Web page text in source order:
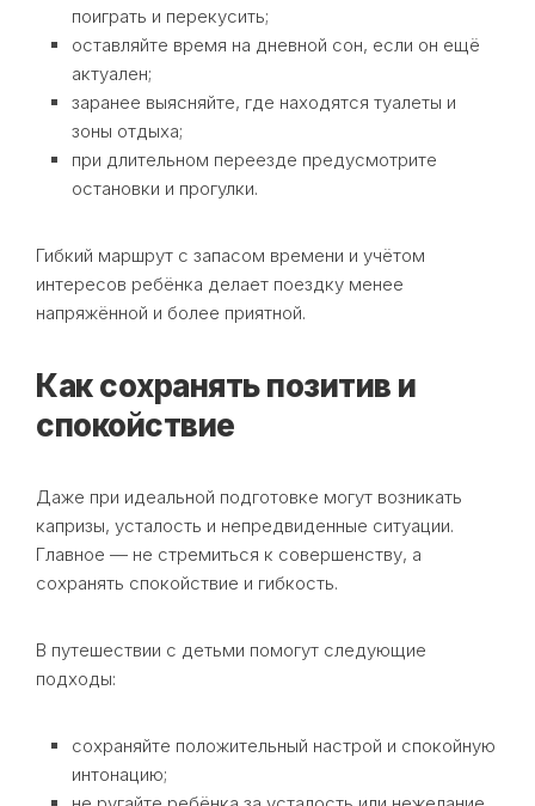
поиграть и перекусить;
оставляйте время на дневной сон, если он ещё
актуален;
заранее выясняйте, где находятся туалеты и
зоны отдыха;
при длительном переезде предусмотрите
остановки и прогулки.
Гибкий маршрут с запасом времени и учётом
интересов ребёнка делает поездку менее
напряжённой и более приятной.
Как сохранять позитив и
спокойствие
Даже при идеальной подготовке могут возникать
капризы, усталость и непредвиденные ситуации.
Главное — не стремиться к совершенству, а
сохранять спокойствие и гибкость.
В путешествии с детьми помогут следующие
подходы:
сохраняйте положительный настрой и спокойную
интонацию;